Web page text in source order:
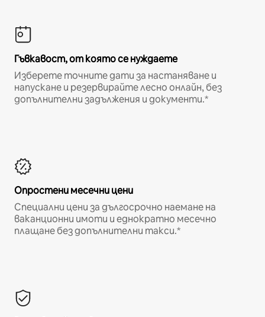
Гъвкавост, от която се нуждаете
Изберете точните дати за настаняване и
напускане и резервирайте лесно онлайн, без
допълнителни задължения и документи.*
Опростени месечни цени
Специални цени за дългосрочно наемане на
ваканционни имоти и еднократно месечно
плащане без допълнителни такси.*